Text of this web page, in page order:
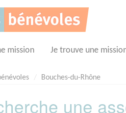
mission Je trouve une
Bouches-du-Rhône
une